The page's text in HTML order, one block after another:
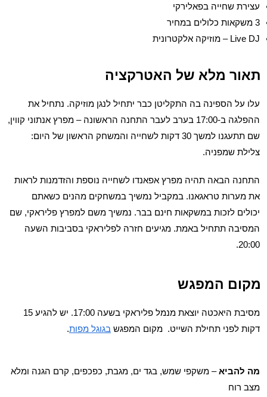
עצירת שחייה בפאלירקי
3 משקאות כלולים במחיר
Live DJ – מוזיקה אלקטרונית
תאור מלא של האטרקציה
עלו על הספינה בה התקליטן כבר יתחיל לנגן מוזיקה. נתחיל את
ההפלגה ב-17:00 בערב לעבר התחנה הראשונה – מפרץ אנתוני קווין,
שם תתעגנו למשך 30 דקות לשחייה והמשחק הראשון של היום:
צלילת שמפניה.
התחנה הבאה תהיה מפרץ אפאנדו לשחייה נוספת והזדמנות לראות
את מערות טראגאנו. במקביל נמשיך במשחקים מהנים כשאתם
יכולים לזכות במשקאות חינם בבר. נמשיך משם למפרץ פליראקי, שם
המסיבה תתחיל באמת. מגיעים חזרה לפליראקי בסביבות השעה
20:00.
מקום המפגש
מסיבת היאכטה יוצאת מנמל פליראקי בשעה 17:00. יש להגיע 15
דקות לפני תחילת השייט. מקום המפגש בגוגל מפות.
מה להביא– משקפי שמש, בגד ים, מגבת, כפכפים, קרם הגנה ומלא
מצב רוח